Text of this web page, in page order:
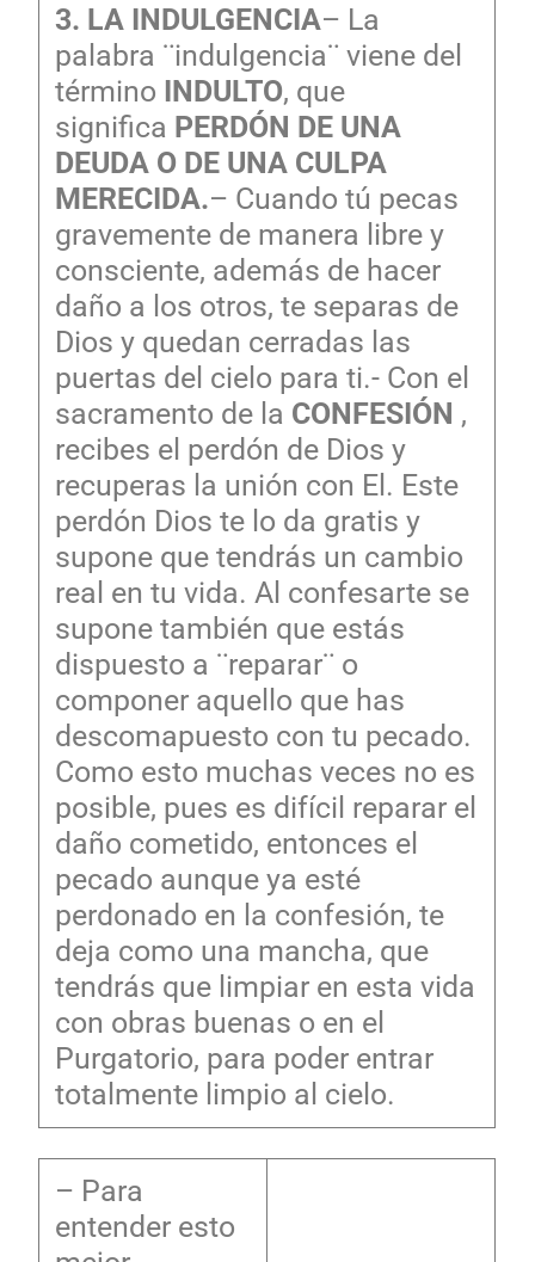
3. LA INDULGENCIA– La
palabra ¨indulgencia¨ viene del
término INDULTO, que
significa PERDÓN DE UNA
DEUDA O DE UNA CULPA
MERECIDA.– Cuando tú pecas
gravemente de manera libre y
consciente, además de hacer
daño a los otros, te separas de
Dios y quedan cerradas las
puertas del cielo para ti.- Con el
sacramento de la CONFESIÓN ,
recibes el perdón de Dios y
recuperas la unión con El. Este
perdón Dios te lo da gratis y
supone que tendrás un cambio
real en tu vida. Al confesarte se
supone también que estás
dispuesto a ¨reparar¨ o
componer aquello que has
descomapuesto con tu pecado.
Como esto muchas veces no es
posible, pues es difícil reparar el
daño cometido, entonces el
pecado aunque ya esté
perdonado en la confesión, te
deja como una mancha, que
tendrás que limpiar en esta vida
con obras buenas o en el
Purgatorio, para poder entrar
totalmente limpio al cielo.
– Para
entender esto